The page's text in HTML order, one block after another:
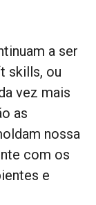
a ser
skills, ou
vez mais
as
nossa
com os
e